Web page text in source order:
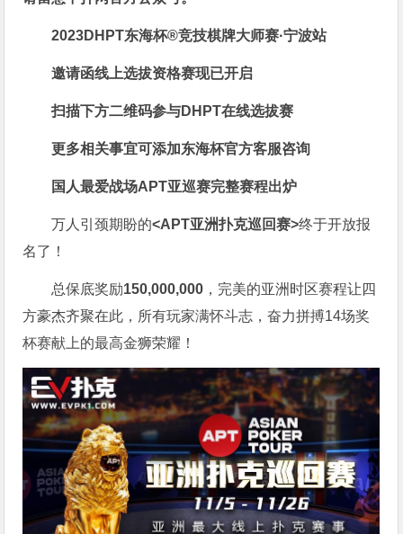
2023DHPT东海杯®竞技棋牌大师赛·宁波站
邀请函线上选拔资格赛现已开启
扫描下方二维码参与DHPT在线选拔赛
更多相关事宜可添加东海杯官方客服咨询
国人最爱战场APT亚巡赛完整赛程出炉
万人引颈期盼的<APT亚洲扑克巡回赛>终于开放报
名了！
总保底奖励150,000,000 ，完美的亚洲时区赛程让四
方豪杰齐聚在此，所有玩家满怀斗志，奋力拼搏14场奖
杯赛献上的最高金狮荣耀！